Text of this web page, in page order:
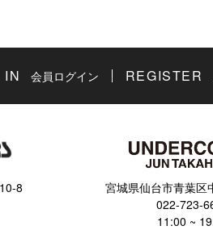
IN 会員ログイン REGISTER
8
宮城県仙台市青葉区
022-723-
11:00 ~